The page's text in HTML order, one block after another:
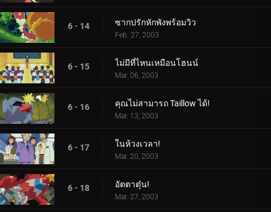
6 - 14 ซากปรักหักพังพร้อมวิว
Feb. 27, 2003
6 - 15 ไม่มีที่ไหนเหมือนโฮนน์
Mar. 06, 2003
6 - 16 คุณไม่สามารถ Taillow ได้!
Mar. 13, 2003
6 - 17 ในห้วงเวลา!
Mar. 20, 2003
6 - 18 อัตตาตุ๋น!
Mar. 27, 2003